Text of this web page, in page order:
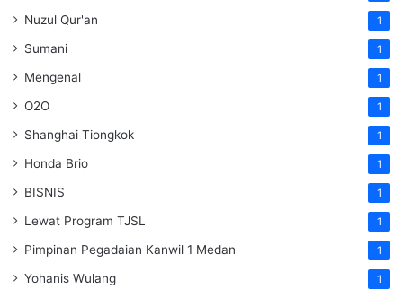
Nuzul Qur'an 1
Sumani 1
Mengenal 1
O2O 1
Shanghai Tiongkok 1
Honda Brio 1
BISNIS 1
Lewat Program TJSL 1
Pimpinan Pegadaian Kanwil 1 Medan 1
Yohanis Wulang 1